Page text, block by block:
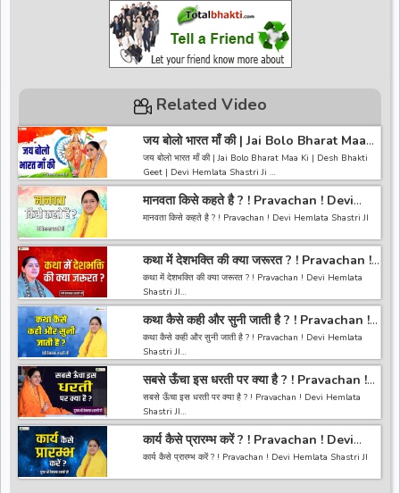
Related Video
जय बोलो भारत माँ की | Jai Bolo Bharat Maa
Ki | Desh Bhakti Geet | Devi Hemlata
Shastri Ji
जय बोलो भारत माँ की | Jai Bolo Bharat Maa Ki | Desh Bhakti
Geet | Devi Hemlata Shastri Ji
------------------------------------------------------------------
---------------------------------------
ना भूले और वीडियो को लाइक करे कमेंट करे और शेयर करे.
https://bit.ly/2HNBbHd
------------------------------------------------------------------
---------------------
मानवता किसे कहते है ? ! Pravachan ! Devi
Hemlata Shastri JI
मानवता किसे कहते है ? ! Pravachan ! Devi Hemlata Shastri JI
------------------------------------------------------------------
-----------------------------------------
अगर आपको हमारी वीडियो अच्छी लगी तो हमारे चैनल को सब्सक्राइब करना
ना भूले और वीडियो को लाइक करे कमेंट करे और शेयर करे.
https://bit.ly/2HNBbHd
------------------------------------------------------------------
-----------------------------------------
Li
कथा में देशभक्ति की क्या जरूरत ? ! Pravachan !
Devi Hemlata Shastri JI
कथा में देशभक्ति की क्या जरूरत ? ! Pravachan ! Devi Hemlata
Shastri JI
------------------------------------------------------------------
-----------------------------------------
अगर आपको हमारी वीडियो अच्छी लगी तो हमारे चैनल को सब्सक्राइब करना
ना भूले और वीडियो को लाइक करे कमेंट करे और शेयर करे.
https://bit.ly/2HNBbHd
------------------------------------------------------------------
---------------------------------------
कथा कैसे कही और सुनी जाती है ? ! Pravachan !
Devi Hemlata Shastri JI
कथा कैसे कही और सुनी जाती है ? ! Pravachan ! Devi Hemlata
Shastri JI
------------------------------------------------------------------
-----------------------------------------
अगर आपको हमारी वीडियो अच्छी लगी तो हमारे चैनल को सब्सक्राइब करना
ना भूले और वीडियो को लाइक करे कमेंट करे और शेयर करे.
https://bit.ly/2HNBbHd
------------------------------------------------------------------
सबसे ऊँचा इस धरती पर क्या है ? ! Pravachan !
Devi Hemlata Shastri JI
सबसे ऊँचा इस धरती पर क्या है ? ! Pravachan ! Devi Hemlata
Shastri JI
------------------------------------------------------------------
------------------------------------
ना भूले और वीडियो को लाइक करे कमेंट करे और शेयर करे.
कार्य कैसे प्रारम्भ करें ? ! Pravachan ! Devi
Hemlata Shastri JI
कार्य कैसे प्रारम्भ करें ? ! Pravachan ! Devi Hemlata Shastri JI